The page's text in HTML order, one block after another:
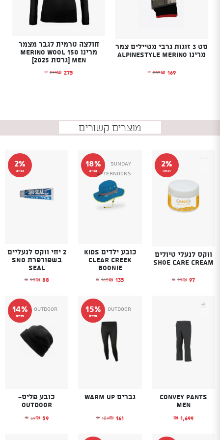
סט 3 זוגות גרבי מטיילים צמר
מרינו Alpinestyle Merino
₪ 237
המחיר המקורי היה: ₪237.₪ 169 המחיר הנוכחי הוא: ₪169.
חולצה טרמית לגבר מצמר
מרינו Merino Wool 150
Men [גרסת 2025]
₪ 299
המחיר המקורי היה: ₪299.₪ 275 המחיר הנוכחי הוא: ₪275.
מוצרים קשורים
2%
הנחה
ווקס לנעלי טיולים
SHOE CARE CREAM
₪ 99
המחיר המקורי היה: ₪99.₪ 97 המחיר הנוכחי הוא: ₪97.
18%
הנחה
SUNDAY
AFTERNOONS
כובע ילדים KIDS
CLEAR CREEK
BOONIE
₪ 165
המחיר המקורי היה: ₪165.₪ 135 המחיר הנוכחי הוא: ₪135.
2%
הנחה
2 יחי ווקס לנעליים
בשפורפרת SNO
SEAL
₪ 90
המחיר המקורי₪ 88 המחיר הנוכחי
Convey Pants
Men
₪ 1,699
15%
הנחה
Outdoor
גברים WARM UP
₪ 189
המחיר המקורי היה: ₪189.₪ 161 המחיר הנוכחי הוא: ₪161.
14%
הנחה
Outdoor
כובע פליס-
Outdoor
₪ 69
המחיר המקורי₪ 59 המחיר הנוכחי